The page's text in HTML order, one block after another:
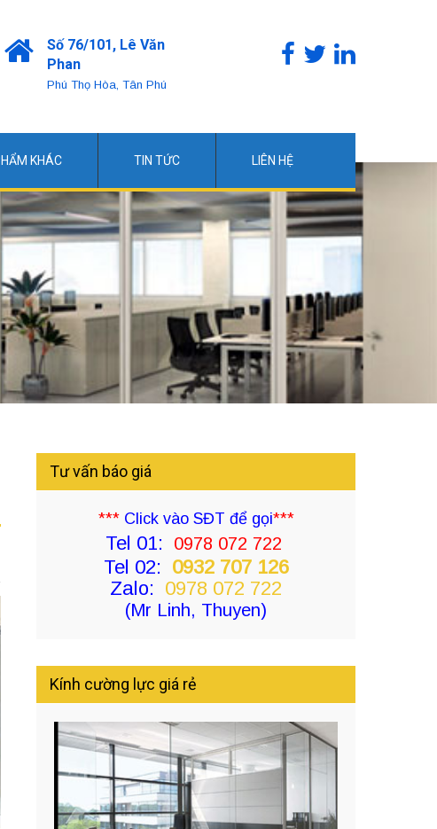
Số 76/101, Lê Văn
Phan
Phú Thọ Hòa, Tân Phú
KHÁC TIN TỨC LIÊN HỆ
Tư vấn báo giá
***Click vào SĐT để gọi***
Tel 01: 0978 072 722
Tel 02: 0932 707 126
Zalo: 0978 072 722
(Mr Linh, Thuyen)
Kính cường lực giá rẻ